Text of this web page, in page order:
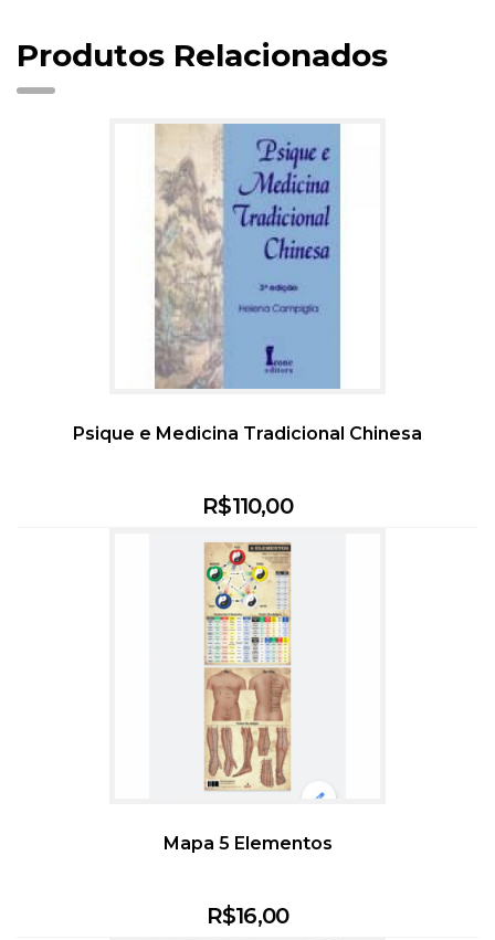
Produtos Relacionados
Psique e Medicina Tradicional Chinesa
R$110,00
Mapa 5 Elementos
R$16,00